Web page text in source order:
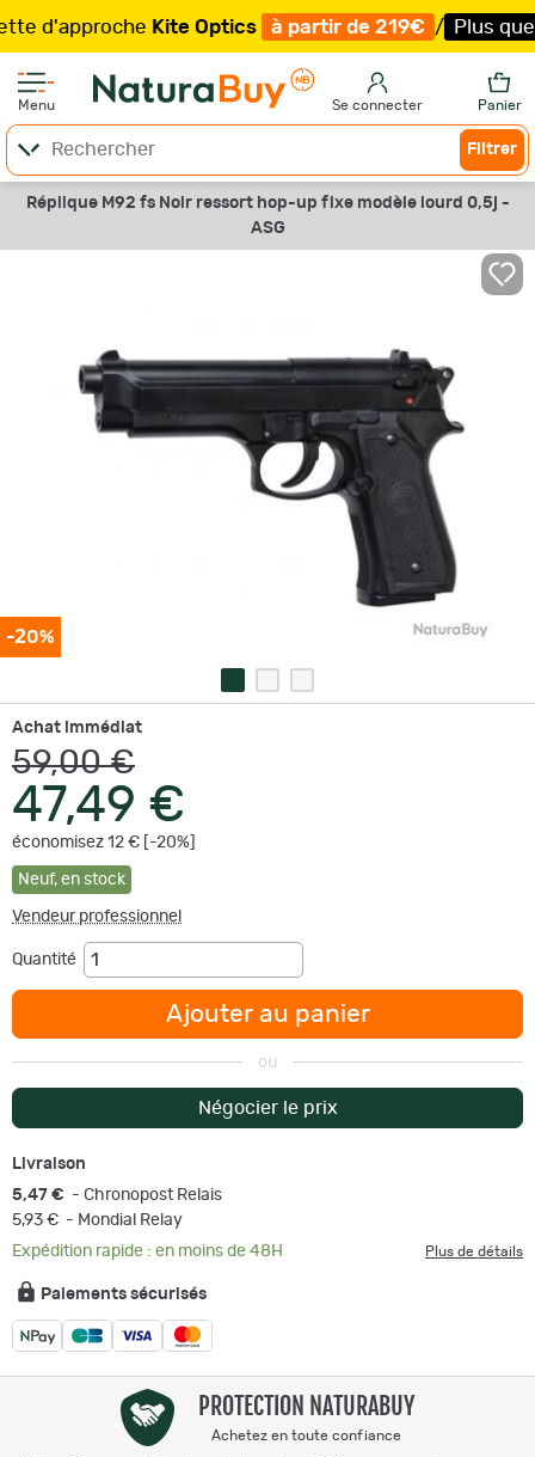
Kite Optics à partir de 219€ / Plus que
Menu Se connecter Panier
Filtrer
Réplique M92 fs Noir ressort hop-up fixe modèle lourd 0,5j -
ASG
-20%
Achat immédiat
59,00 €
47,49 €
économisez 12 € [-20%]
Neuf, en stock
Vendeur professionnel
Quantité
Ajouter au panier
ou
Négocier le prix
Livraison
5,47 € - Chronopost Relais
5,93 € - Mondial Relay
Expédition rapide : en moins de 48H
Plus de détails
Paiements sécurisés
PROTECTION NATURABUY
Achetez en toute confiance